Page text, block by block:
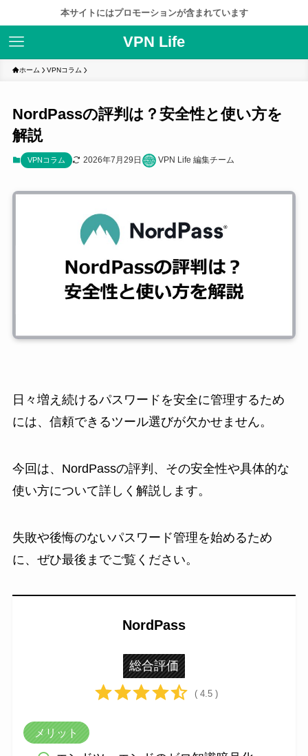
本サイトにはプロモーションが含まれています
VPN Life
ホーム VPNコラム
NordPassの評判は？安全性と使い方を
解説
VPNコラム 2026年7月29日 VPN Life 編集チーム
日々増え続けるパスワードを安全に管理するため
には、信頼できるツール選びが欠かせません。
今回は、NordPassの評判、その安全性や具体的な
使い方について詳しく解説します。
失敗や後悔のないパスワード管理を始めるため
に、ぜひ最後までご覧ください。
NordPass
総合評価
( 4.5 )
メリット